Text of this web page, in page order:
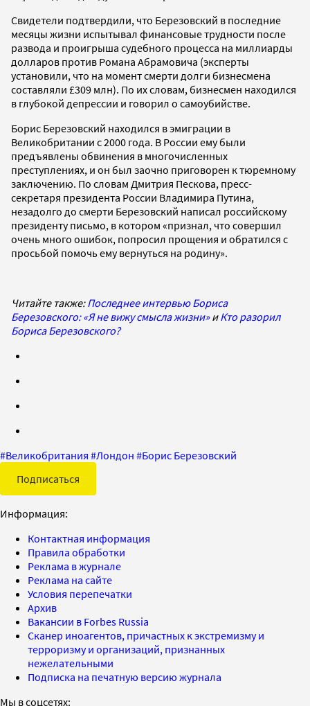
Свидетели подтвердили, что Березовский в последние
месяцы жизни испытывал финансовые трудности после
развода и проигрыша судебного процесса на миллиарды
долларов против Романа Абрамовича (эксперты
установили, что на момент смерти долги бизнесмена
составляли £309 млн). По их словам, бизнесмен находился
в глубокой депрессии и говорил о самоубийстве.
Борис Березовский находился в эмиграции в
Великобритании с 2000 года. В России ему были
предъявлены обвинения в многочисленных
преступлениях, и он был заочно приговорен к тюремному
заключению. По словам Дмитрия Пескова, пресс-
секретаря президента России Владимира Путина,
незадолго до смерти Березовский написал российскому
президенту письмо, в котором «признал, что совершил
очень много ошибок, попросил прощения и обратился с
просьбой помочь ему вернуться на родину».
Читайте также:Последнее интервью Бориса
Березовского: «Я не вижу смысла жизни»иКто разорил
Бориса Березовского?
#Великобритания #Лондон #Борис Березовский
Подписаться
Информация:
Контактная информация
Правила обработки
Реклама в журнале
Реклама на сайте
Условия перепечатки
Архив
Вакансии в Forbes Russia
Сканер иноагентов, причастных к экстремизму и
терроризму и организаций, признанных
нежелательными
Подписка на печатную версию журнала
Мы в соцсетях: